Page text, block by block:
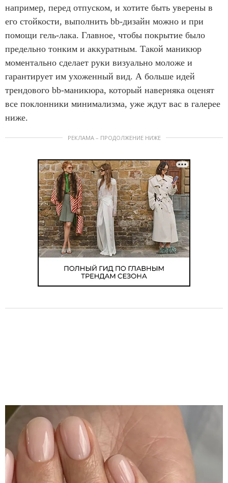
например, перед отпуском, и хотите быть уверены в
его стойкости, выполнить bb-дизайн можно и при
помощи гель-лака. Главное, чтобы покрытие было
предельно тонким и аккуратным. Такой маникюр
моментально сделает руки визуально моложе и
гарантирует им ухоженный вид. А больше идей
трендового bb-маникюра, который наверняка оценят
все поклонники минимализма, уже ждут вас в галерее
ниже.
РЕКЛАМА – ПРОДОЛЖЕНИЕ НИЖЕ